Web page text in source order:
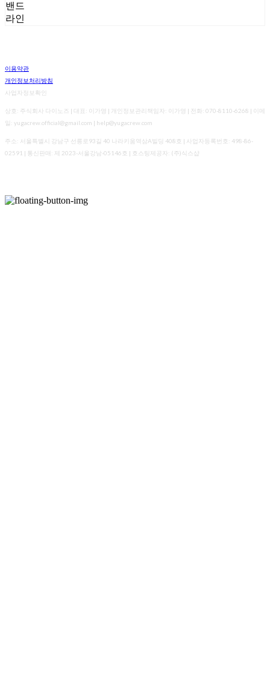
밴드
라인
이용약관
개인정보처리방침
사업자정보확인
상호: 주식회사 다이노즈 | 대표: 이가영 | 개인정보관리책임자: 이가영 | 전화: 070-8110-6268 | 이메
일: yugacrew.official@gmail.com | help@yugacrew.com
주소: 서울특별시 강남구 선릉로93길 40 나라키움역삼A빌딩 408호 | 사업자등록번호: 498-86-
02591 | 통신판매: 제 2023-서울강남-05146호 | 호스팅제공자: (주)식스샵